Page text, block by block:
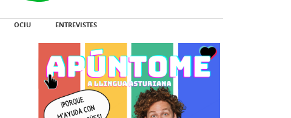
OCIU ENTREVISTES